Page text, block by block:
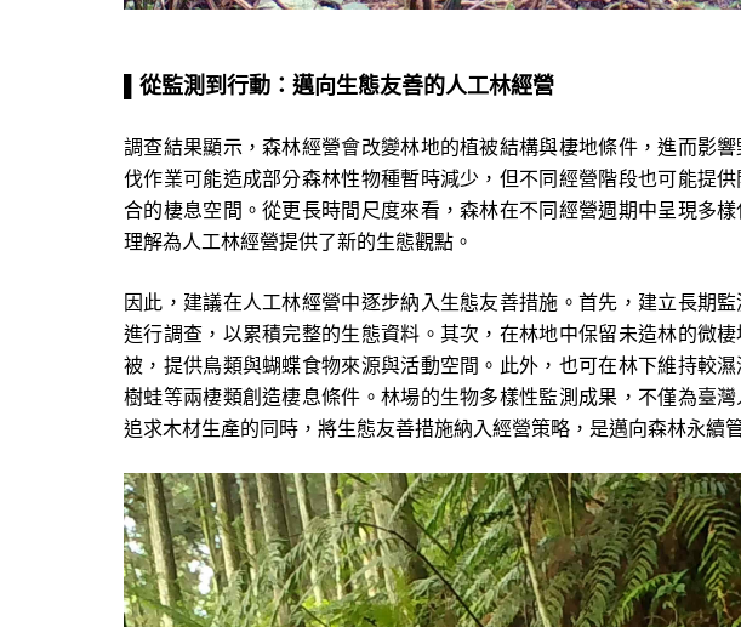
從監測到行動：邁向生態友善的人工林經營
調查結果顯示，森林經營會改變林地的植被結構與棲地條件，進而影
伐作業可能造成部分森林性物種暫時減少，但不同經營階段也可能提
合的棲息空間。從更長時間尺度來看，森林在不同經營週期中呈現多
理解為人工林經營提供了新的生態觀點。
因此，建議在人工林經營中逐步納入生態友善措施。首先，建立長期
進行調查，以累積完整的生態資料。其次，在林地中保留未造林的微
被，提供鳥類與蝴蝶食物來源與活動空間。此外，也可在林下維持較
樹蛙等兩棲類創造棲息條件。林場的生物多樣性監測成果，不僅為臺
追求木材生產的同時，將生態友善措施納入經營策略，是邁向森林永續